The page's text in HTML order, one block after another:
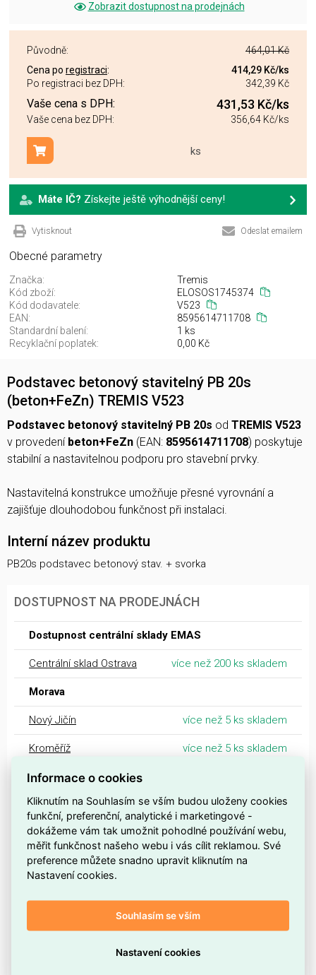
Zobrazit dostupnost na prodejnách
Původně:
464,01 Kč
Cena po registraci: 414,29 Kč/ks
Po registraci bez DPH:
342,39 Kč
Vaše cena s DPH: 431,53 Kč/ks
Vaše cena bez DPH: 356,64 Kč/ks
ks
Přidat do košíku
Máte IČ? Získejte ještě výhodnější ceny!
Vytisknout Odeslat emailem
Obecné parametry
Značka:
Tremis
Kód zboží:
ELOSOS1745374
Kód dodavatele:
V523
EAN:
8595614711708
Standardní balení:
1 ks
Recyklační poplatek:
0,00 Kč
Podstavec betonový stavitelný PB 20s
(beton+FeZn) TREMIS V523
Podstavec betonový stavitelný PB 20s od TREMIS V523
v provedení beton+FeZn (EAN: 8595614711708) poskytuje
stabilní a nastavitelnou podporu pro stavební prvky.
Nastavitelná konstrukce umožňuje přesné vyrovnání a
zajišťuje dlouhodobou funkčnost při instalaci.
Interní název produktu
PB20s podstavec betonový stav. + svorka
DOSTUPNOST NA PRODEJNÁCH
Dostupnost centrální sklady EMAS
Centrální sklad Ostrava více než 200 ks skladem
Morava
Nový Jičín více než 5 ks skladem
Kroměříž více než 5 ks skladem
Třebíč
Olomouc více než 5 ks skladem
Ostrava více než 50 ks skladem
Valašské Meziříčí více než 5 ks skladem
více než 5 ks skladem
více než 5 ks skladem
Informace o cookies
Kliknutím na Souhlasím se vším budou uloženy cookies
funkční, preferenční, analytické i marketingové -
dokážeme vám tak umožnit pohodlné používání webu,
měřit funkčnost našeho webu i vás cílit reklamou. Své
preference můžete snadno upravit kliknutím na
Nastavení cookies.
Souhlasím se vším
Nastavení cookies